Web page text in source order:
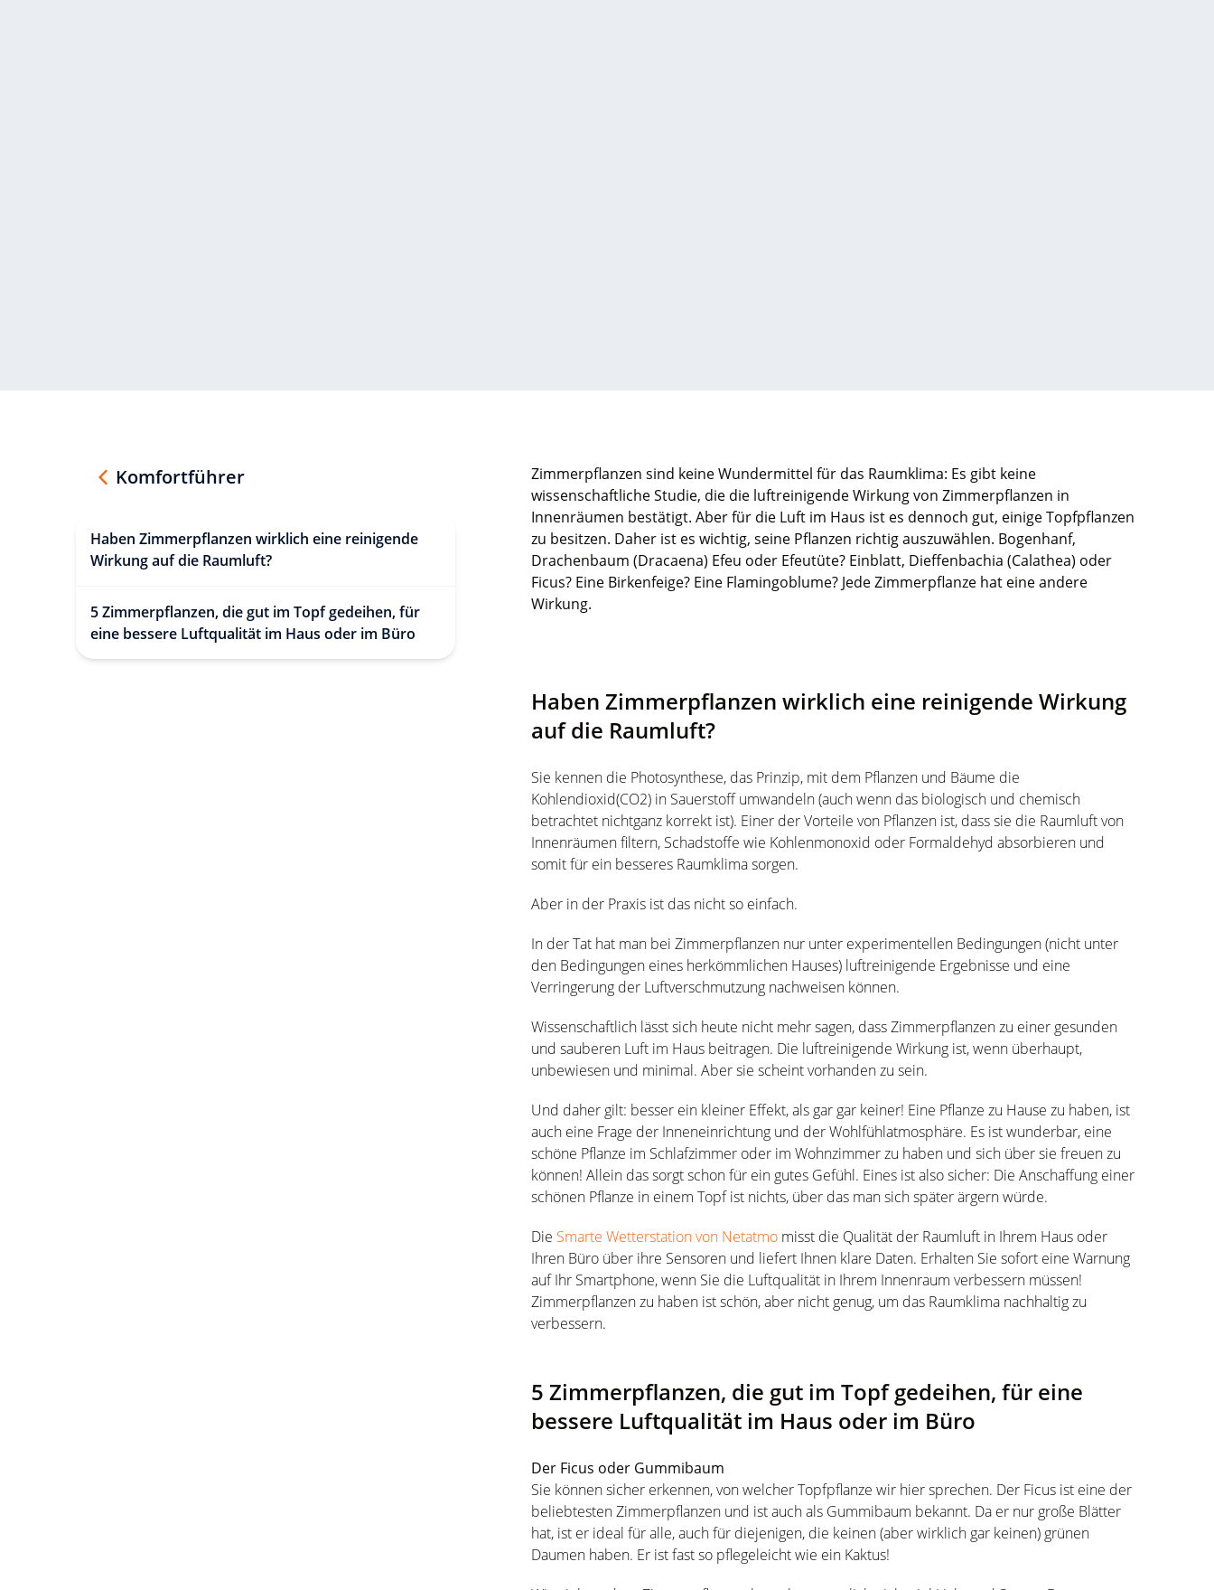
Komfortführer
Haben Zimmerpflanzen wirklich eine reinigende
Wirkung auf die Raumluft?
5 Zimmerpflanzen, die gut im Topf gedeihen, für
eine bessere Luftqualität im Haus oder im Büro
Zimmerpflanzen sind keine Wundermittel für das Raumklima: Es gibt keine
wissenschaftliche Studie, die die luftreinigende Wirkung von Zimmerpflanzen in
Innenräumen bestätigt. Aber für die Luft im Haus ist es dennoch gut, einige Topfpflanzen
zu besitzen. Daher ist es wichtig, seine Pflanzen richtig auszuwählen. Bogenhanf,
Drachenbaum (Dracaena) Efeu oder Efeutüte? Einblatt, Dieffenbachia (Calathea) oder
Ficus? Eine Birkenfeige? Eine Flamingoblume? Jede Zimmerpflanze hat eine andere
Wirkung.
Haben Zimmerpflanzen wirklich eine reinigende Wirkung
auf die Raumluft?
Sie kennen die Photosynthese, das Prinzip, mit dem Pflanzen und Bäume die
Kohlendioxid(CO2) in Sauerstoff umwandeln (auch wenn das biologisch und chemisch
betrachtet nichtganz korrekt ist). Einer der Vorteile von Pflanzen ist, dass sie die Raumluft von
Innenräumen filtern, Schadstoffe wie Kohlenmonoxid oder Formaldehyd absorbieren und
somit für ein besseres Raumklima sorgen.
Aber in der Praxis ist das nicht so einfach.
In der Tat hat man bei Zimmerpflanzen nur unter experimentellen Bedingungen (nicht unter
den Bedingungen eines herkömmlichen Hauses) luftreinigende Ergebnisse und eine
Verringerung der Luftverschmutzung nachweisen können.
Wissenschaftlich lässt sich heute nicht mehr sagen, dass Zimmerpflanzen zu einer gesunden
und sauberen Luft im Haus beitragen. Die luftreinigende Wirkung ist, wenn überhaupt,
unbewiesen und minimal. Aber sie scheint vorhanden zu sein.
Und daher gilt: besser ein kleiner Effekt, als gar gar keiner! Eine Pflanze zu Hause zu haben, ist
auch eine Frage der Inneneinrichtung und der Wohlfühlatmosphäre. Es ist wunderbar, eine
schöne Pflanze im Schlafzimmer oder im Wohnzimmer zu haben und sich über sie freuen zu
können! Allein das sorgt schon für ein gutes Gefühl. Eines ist also sicher: Die Anschaffung einer
schönen Pflanze in einem Topf ist nichts, über das man sich später ärgern würde.
Die Smarte Wetterstation von Netatmo misst die Qualität der Raumluft in Ihrem Haus oder
Ihren Büro über ihre Sensoren und liefert Ihnen klare Daten. Erhalten Sie sofort eine Warnung
auf Ihr Smartphone, wenn Sie die Luftqualität in Ihrem Innenraum verbessern müssen!
Zimmerpflanzen zu haben ist schön, aber nicht genug, um das Raumklima nachhaltig zu
verbessern.
5 Zimmerpflanzen, die gut im Topf gedeihen, für eine
bessere Luftqualität im Haus oder im Büro
Der Ficus oder Gummibaum
Sie können sicher erkennen, von welcher Topfpflanze wir hier sprechen. Der Ficus ist eine der
beliebtesten Zimmerpflanzen und ist auch als Gummibaum bekannt. Da er nur große Blätter
hat, ist er ideal für alle, auch für diejenigen, die keinen (aber wirklich gar keinen) grünen
Daumen haben. Er ist fast so pflegeleicht wie ein Kaktus!